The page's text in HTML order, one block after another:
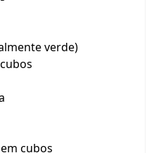
verde)
cubos